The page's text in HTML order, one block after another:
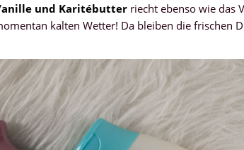
und Karitébutter riecht ebenso wie das
kalten Wetter! Da bleiben die frischen